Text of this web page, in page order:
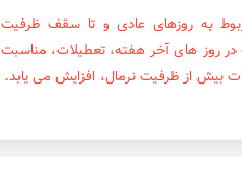
به روزهای عادی و تا سقف ظرفیت
روز های آخر هفته، تعطیلات، مناسبت
بیش از ظرفیت نرمال، افزایش می یابد.